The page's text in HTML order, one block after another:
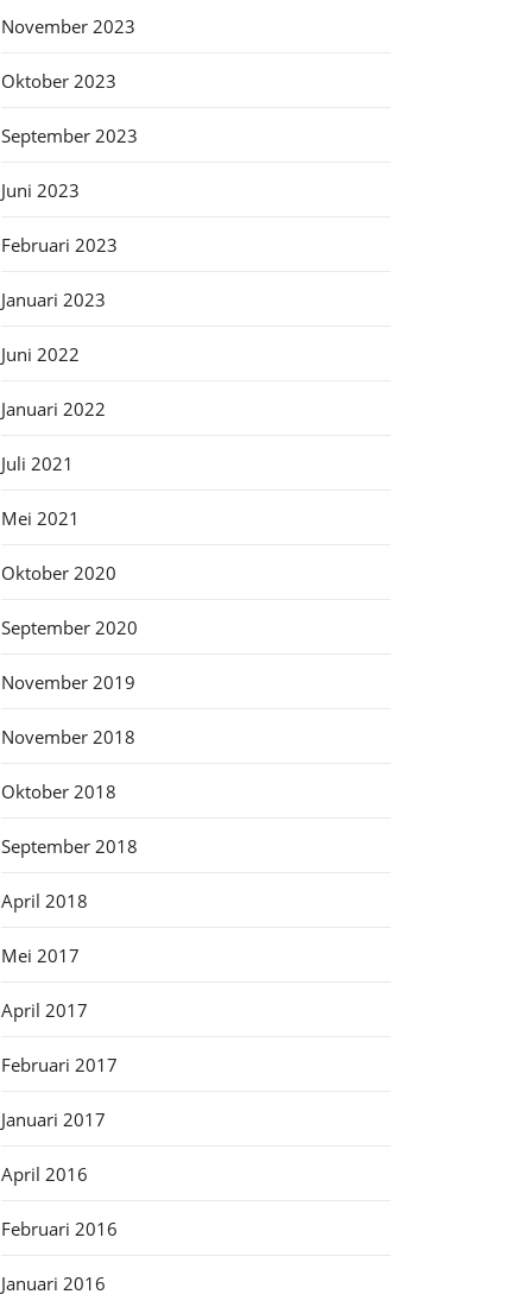
November 2023
Oktober 2023
September 2023
Juni 2023
Februari 2023
Januari 2023
Juni 2022
Januari 2022
Juli 2021
Mei 2021
Oktober 2020
September 2020
November 2019
November 2018
Oktober 2018
September 2018
April 2018
Mei 2017
April 2017
Februari 2017
Januari 2017
April 2016
Februari 2016
Januari 2016